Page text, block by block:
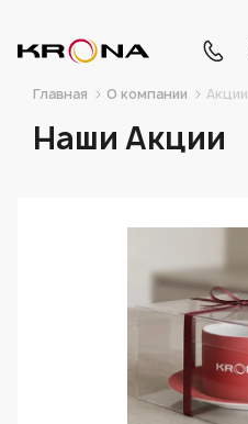
Главная О компании Акции
Наши Акции